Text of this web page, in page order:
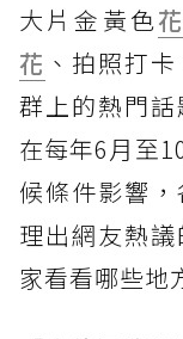
大片金黃色
花 、拍照打
群上的熱門
在每年6月至
候條件影響
理出網友熱
家看看哪些地